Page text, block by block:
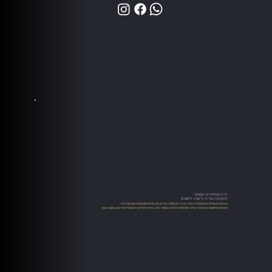
כיוון פטיפונים מקצועי-
התמחות בכיוון זרועות וראשים
אנו מציעים שירותי כיוון פטיפונים ברמה גבוהה, תוך שמירה על דיוק טכני מוחלט ומקצועיות שאין שניה לה.
אם אתם מחפשים את איכות הצליל האולטימטיבית ואת השימור הטוב ביותר לתקליטים, לראש וליהלום אתם במקום הנכון.​​